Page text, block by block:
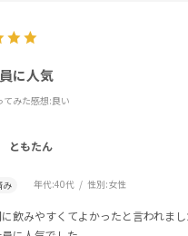
に人気
てみた感想:良い
ともたん
み 年代:40代 性別:女性
飲みやすくてよかったと言われま